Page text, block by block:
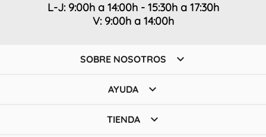
L-J: 9:00h a 14:00h - 15:30h a 17:30h
V: 9:00h a 14:00h
SOBRE NOSOTROS 
AYUDA 
TIENDA 